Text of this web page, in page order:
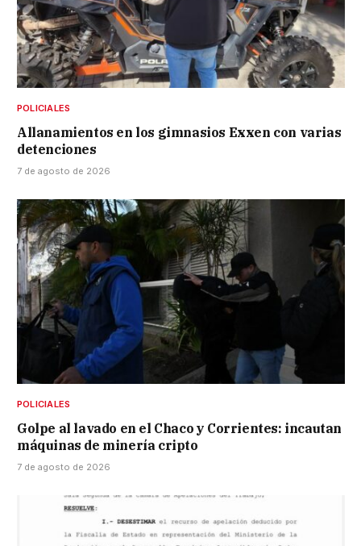
POLICIALES
Allanamientos en los gimnasios Exxen con varias
detenciones
7 de agosto de 2026
POLICIALES
Golpe al lavado en el Chaco y Corrientes: incautan
máquinas de minería cripto
7 de agosto de 2026